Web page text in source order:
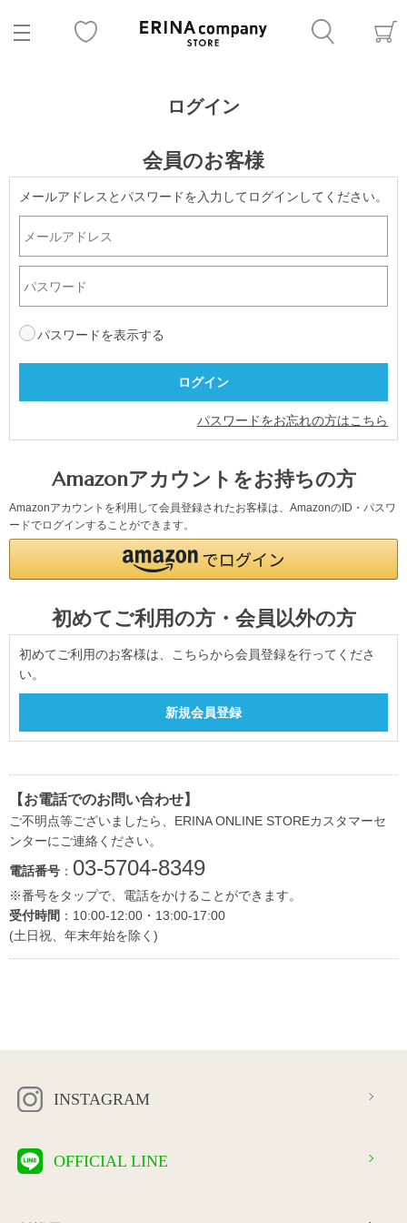
ログイン
会員のお客様
メールアドレスとパスワードを入力してログインしてください。
パスワードを表示する
パスワードをお忘れの方はこちら
Amazonアカウントをお持ちの方
Amazonアカウントを利用して会員登録されたお客様は、AmazonのID・パスワ
ードでログインすることができます。
初めてご利用の方・会員以外の方
初めてご利用のお客様は、こちらから会員登録を行ってくださ
い。
【お電話でのお問い合わせ】
ご不明点等ございましたら、ERINA ONLINE STOREカスタマーセ
ンターにご連絡ください。
電話番号 ： 03-5704-8349
※番号をタップで、電話をかけることができます。
受付時間 ：10:00-12:00・13:00-17:00
(土日祝、年末年始を除く)
INSTAGRAM
OFFICIAL LINE